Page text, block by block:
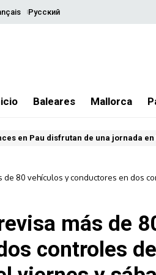
Русский
Baleares Mallorca
en Pau disfrutan de una jornada
de 80 vehículos y conductores en dos
más de
controles